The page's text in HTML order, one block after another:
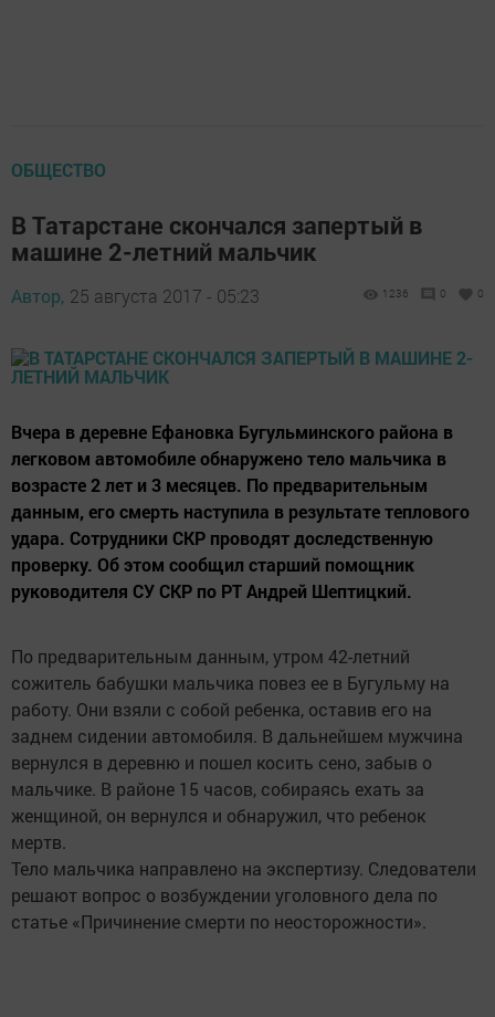
ОБЩЕСТВО
В Татарстане скончался запертый в
машине 2-летний мальчик
Автор, 25 августа 2017 - 05:23 1236 0 0
Вчера в деревне Ефановка Бугульминского района в
легковом автомобиле обнаружено тело мальчика в
возрасте 2 лет и 3 месяцев. По предварительным
данным, его смерть наступила в результате теплового
удара. Сотрудники СКР проводят доследственную
проверку. Об этом сообщил старший помощник
руководителя СУ СКР по РТ Андрей Шептицкий.
По предварительным данным, утром 42-летний
сожитель бабушки мальчика повез ее в Бугульму на
работу. Они взяли с собой ребенка, оставив его на
заднем сидении автомобиля. В дальнейшем мужчина
вернулся в деревню и пошел косить сено, забыв о
мальчике. В районе 15 часов, собираясь ехать за
женщиной, он вернулся и обнаружил, что ребенок
мертв.
Тело мальчика направлено на экспертизу. Следователи
решают вопрос о возбуждении уголовного дела по
статье «Причинение смерти по неосторожности».